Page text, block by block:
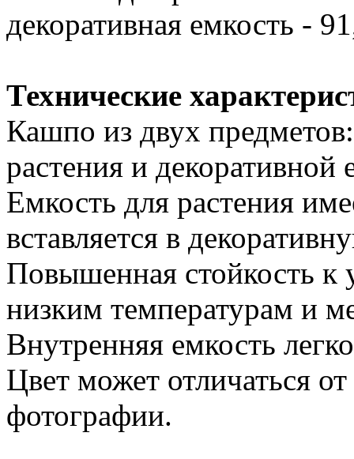
декоративная емкость -
Технические
Кашпо из двух
растения и декоративной
Емкость для растения
вставляется в
Повышенная стойкость к
низким температурам и
Внутренняя емкость
Цвет может отличаться
фотографии.